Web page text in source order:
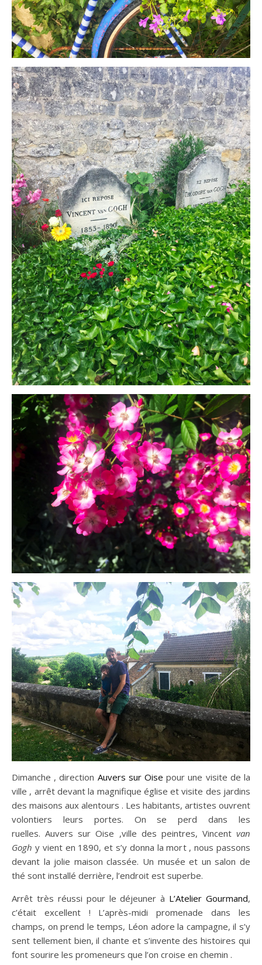
Dimanche , direction Auvers sur Oise pour une visite de la
ville , arrêt devant la magnifique église et visite des jardins
des maisons aux alentours . Les habitants, artistes ouvrent
volontiers leurs portes. On se perd dans les
ruelles. Auvers sur Oise ,ville des peintres, Vincent van
Gogh y vient en 1890, et s’y donna la mort , nous passons
devant la jolie maison classée. Un musée et un salon de
thé sont installé derrière, l’endroit est superbe.
Arrêt très réussi pour le déjeuner à L’Atelier Gourmand,
c’était excellent ! L’après-midi promenade dans les
champs, on prend le temps, Léon adore la campagne, il s’y
sent tellement bien, il chante et s’invente des histoires qui
font sourire les promeneurs que l’on croise en chemin .